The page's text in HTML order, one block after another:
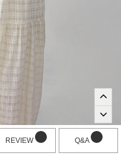
REVIEW Q&A